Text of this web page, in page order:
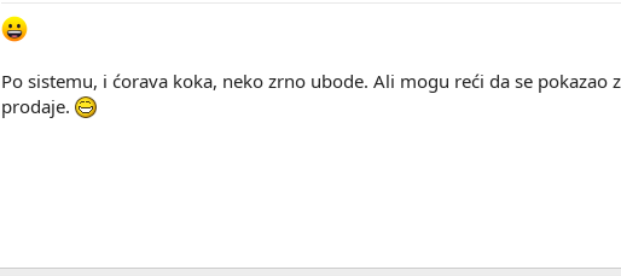
j
a
:
Po sistemu, i ćorava koka, neko zrno ubode. Ali mogu reći da se
prodaje.